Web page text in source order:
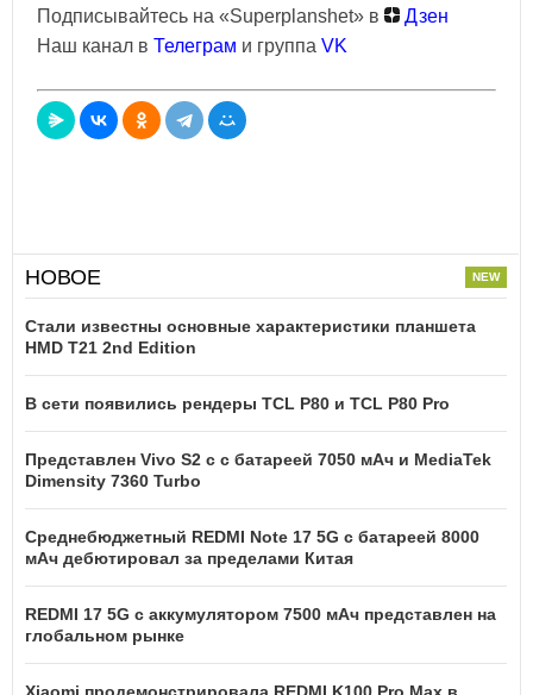
Подписывайтесь на «Superplanshet» в
Дзен
Наш канал в Телеграм и группа VK
НОВОЕ
Стали известны основные характеристики планшета
HMD T21 2nd Edition
В сети появились рендеры TCL P80 и TCL P80 Pro
Представлен Vivo S2 с с батареей 7050 мАч и MediaTek
Dimensity 7360 Turbo
Среднебюджетный REDMI Note 17 5G с батареей 8000
мАч дебютировал за пределами Китая
REDMI 17 5G c аккумулятором 7500 мАч представлен на
глобальном рынке
Xiaomi продемонстрировала REDMI K100 Pro Max в